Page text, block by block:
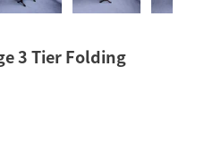
3 Tier Folding